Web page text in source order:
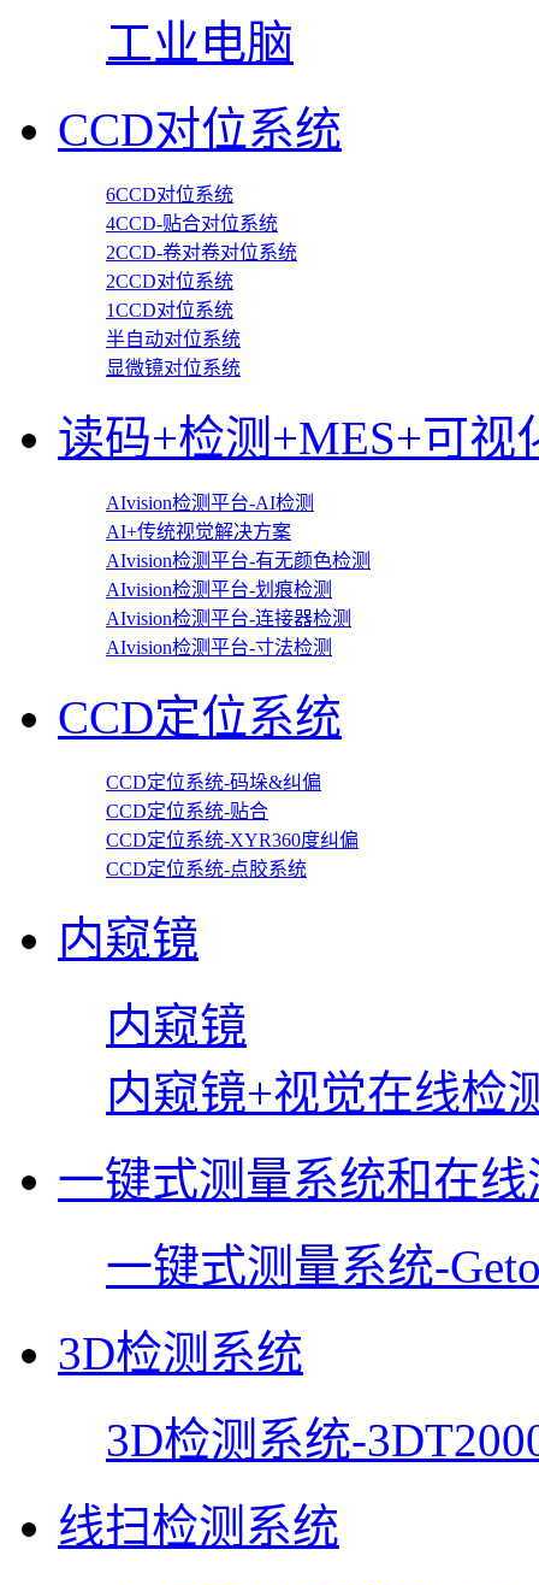
工业电脑
CCD对位系统
6CCD对位系统
4CCD-贴合对位系统
2CCD-卷对卷对位系统
2CCD对位系统
1CCD对位系统
半自动对位系统
显微镜对位系统
读码+检测+MES+可视
AIvision检测平台-AI检测
AI+传统视觉解决方案
AIvision检测平台-有无颜色检测
AIvision检测平台-划痕检测
AIvision检测平台-连接器检测
AIvision检测平台-寸法检测
CCD定位系统
CCD定位系统-码垛&纠偏
CCD定位系统-贴合
CCD定位系统-XYR360度纠偏
CCD定位系统-点胶系统
内窥镜
内窥镜
内窥镜+视觉在线检
一键式测量系统和在
一键式测量系统-
3D检测系统
3D检测系统-
线扫检测系统